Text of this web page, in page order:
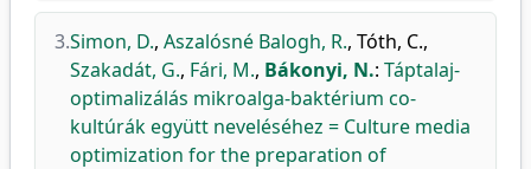
3.Simon, D., Aszalósné Balogh, R., Tóth, C.,
Szakadát, G., Fári, M., Bákonyi, N.: Táptalaj-
optimalizálás mikroalga-baktérium co-
kultúrák együtt neveléséhez = Culture media
optimization for the preparation of